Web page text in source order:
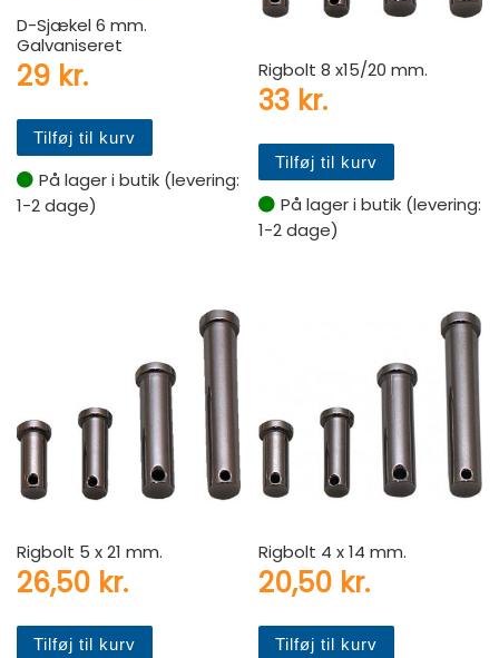
D-Sjækel 6 mm.
Galvaniseret
29 kr.
Tilføj til kurv
På lager i butik (levering:
1-2 dage)
Rigbolt 8 x15/20 mm.
33 kr.
Tilføj til kurv
På lager i butik (levering:
1-2 dage)
Rigbolt 5 x 21 mm.
26,50 kr.
Tilføj til kurv
Rigbolt 4 x 14 mm.
20,50 kr.
Tilføj til kurv